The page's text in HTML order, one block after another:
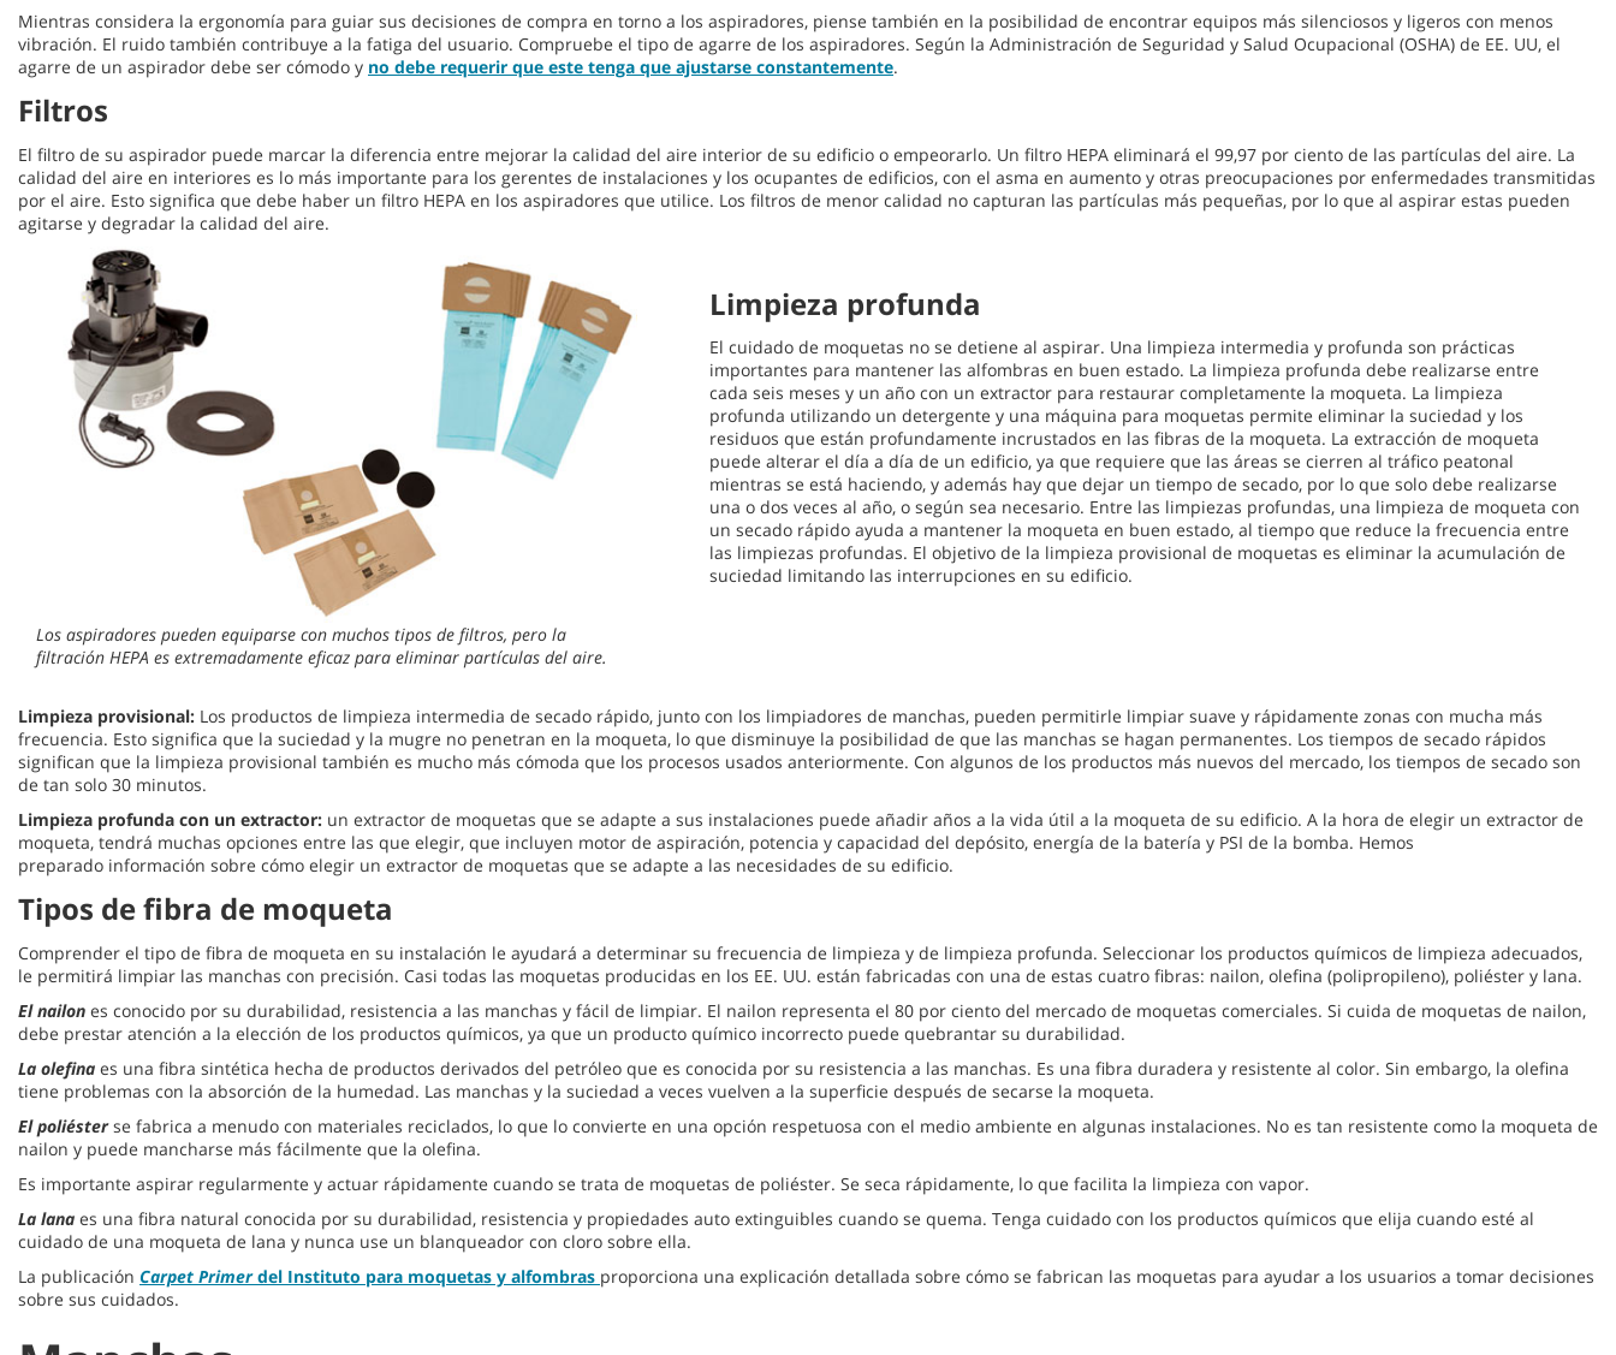
Mientras considera la ergonomía para guiar sus decisiones de compra en torno a los aspiradores, piense también en la posibilidad de encontrar equipos más silenciosos y ligeros con menos
vibración. El ruido también contribuye a la fatiga del usuario. Compruebe el tipo de agarre de los aspiradores. Según la Administración de Seguridad y Salud Ocupacional (OSHA) de EE. UU, el
agarre de un aspirador debe ser cómodo y no debe requerir que este tenga que ajustarse constantemente.
Filtros
El filtro de su aspirador puede marcar la diferencia entre mejorar la calidad del aire interior de su edificio o empeorarlo. Un filtro HEPA eliminará el 99,97 por ciento de las partículas del aire. La
calidad del aire en interiores es lo más importante para los gerentes de instalaciones y los ocupantes de edificios, con el asma en aumento y otras preocupaciones por enfermedades transmitidas
por el aire. Esto significa que debe haber un filtro HEPA en los aspiradores que utilice. Los filtros de menor calidad no capturan las partículas más pequeñas, por lo que al aspirar estas pueden
agitarse y degradar la calidad del aire.
Los aspiradores pueden equiparse con muchos tipos de filtros, pero la
filtración HEPA es extremadamente eficaz para eliminar partículas del aire.
Limpieza profunda
El cuidado de moquetas no se detiene al aspirar. Una limpieza intermedia y profunda son prácticas
importantes para mantener las alfombras en buen estado. La limpieza profunda debe realizarse entre
cada seis meses y un año con un extractor para restaurar completamente la moqueta. La limpieza
profunda utilizando un detergente y una máquina para moquetas permite eliminar la suciedad y los
residuos que están profundamente incrustados en las fibras de la moqueta. La extracción de moqueta
puede alterar el día a día de un edificio, ya que requiere que las áreas se cierren al tráfico peatonal
mientras se está haciendo, y además hay que dejar un tiempo de secado, por lo que solo debe realizarse
una o dos veces al año, o según sea necesario. Entre las limpiezas profundas, una limpieza de moqueta con
un secado rápido ayuda a mantener la moqueta en buen estado, al tiempo que reduce la frecuencia entre
las limpiezas profundas. El objetivo de la limpieza provisional de moquetas es eliminar la acumulación de
suciedad limitando las interrupciones en su edificio.
Limpieza provisional: Los productos de limpieza intermedia de secado rápido, junto con los limpiadores de manchas, pueden permitirle limpiar suave y rápidamente zonas con mucha más
frecuencia. Esto significa que la suciedad y la mugre no penetran en la moqueta, lo que disminuye la posibilidad de que las manchas se hagan permanentes. Los tiempos de secado rápidos
significan que la limpieza provisional también es mucho más cómoda que los procesos usados anteriormente. Con algunos de los productos más nuevos del mercado, los tiempos de secado son
de tan solo 30 minutos.
Limpieza profunda con un extractor: un extractor de moquetas que se adapte a sus instalaciones puede añadir años a la vida útil a la moqueta de su edificio. A la hora de elegir un extractor de
moqueta, tendrá muchas opciones entre las que elegir, que incluyen motor de aspiración, potencia y capacidad del depósito, energía de la batería y PSI de la bomba. Hemos
preparado información sobre cómo elegir un extractor de moquetas que se adapte a las necesidades de su edificio.
Tipos de fibra de moqueta
Comprender el tipo de fibra de moqueta en su instalación le ayudará a determinar su frecuencia de limpieza y de limpieza profunda. Seleccionar los productos químicos de limpieza adecuados,
le permitirá limpiar las manchas con precisión. Casi todas las moquetas producidas en los EE. UU. están fabricadas con una de estas cuatro fibras: nailon, olefina (polipropileno), poliéster y lana.
El nailon es conocido por su durabilidad, resistencia a las manchas y fácil de limpiar. El nailon representa el 80 por ciento del mercado de moquetas comerciales. Si cuida de moquetas de nailon,
debe prestar atención a la elección de los productos químicos, ya que un producto químico incorrecto puede quebrantar su durabilidad.
La olefina es una fibra sintética hecha de productos derivados del petróleo que es conocida por su resistencia a las manchas. Es una fibra duradera y resistente al color. Sin embargo, la olefina
tiene problemas con la absorción de la humedad. Las manchas y la suciedad a veces vuelven a la superficie después de secarse la moqueta.
El poliésterse fabrica a menudo con materiales reciclados, lo que lo convierte en una opción respetuosa con el medio ambiente en algunas instalaciones. No es tan resistente como la moqueta de
nailon y puede mancharse más fácilmente que la olefina.
Es importante aspirar regularmente y actuar rápidamente cuando se trata de moquetas de poliéster. Se seca rápidamente, lo que facilita la limpieza con vapor.
La lana es una fibra natural conocida por su durabilidad, resistencia y propiedades auto extinguibles cuando se quema. Tenga cuidado con los productos químicos que elija cuando esté al
cuidado de una moqueta de lana y nunca use un blanqueador con cloro sobre ella.
La publicación Carpet Primerdel Instituto para moquetas y alfombras proporciona una explicación detallada sobre cómo se fabrican las moquetas para ayudar a los usuarios a tomar decisiones
sobre sus cuidados.